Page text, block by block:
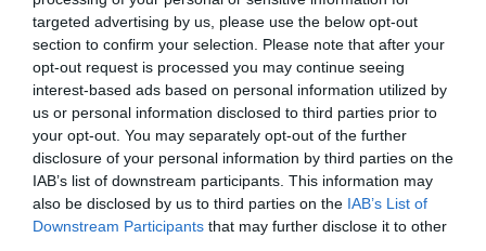
targeted advertising by us, please use the below opt-out
section to confirm your selection. Please note that after your
opt-out request is processed you may continue seeing
interest-based ads based on personal information utilized by
us or personal information disclosed to third parties prior to
your opt-out. You may separately opt-out of the further
disclosure of your personal information by third parties on the
IAB’s list of downstream participants. This information may
also be disclosed by us to third parties on the IAB’s List of
Downstream Participants that may further disclose it to other
Roma, familie de români și-a vândut copila unui
pedofil
Preot din Spania acuzat de PEDOFILIE. Victime, trei
copii români de 4,5 și 13 ani